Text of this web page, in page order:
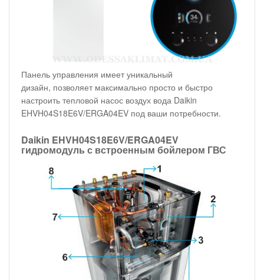
Панель управления имеет уникальный
дизайн, позволяет максимально просто и быстро
настроить тепловой насос воздух вода Daikin
EHVH04S18E6V/ERGA04EV под ваши потребности.
Daikin EHVH04S18E6V/ERGA04EV
гидромодуль с встроенным бойлером ГВС